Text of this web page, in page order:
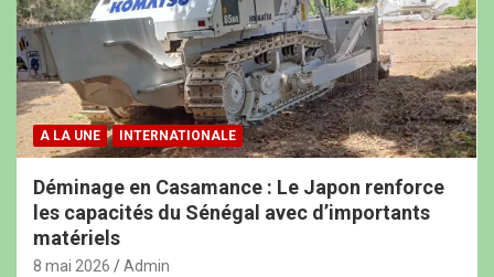
A LA UNE INTERNATIONALE
Déminage en Casamance : Le Japon renforce
les capacités du Sénégal avec d’importants
matériels
8 mai 2026 Admin